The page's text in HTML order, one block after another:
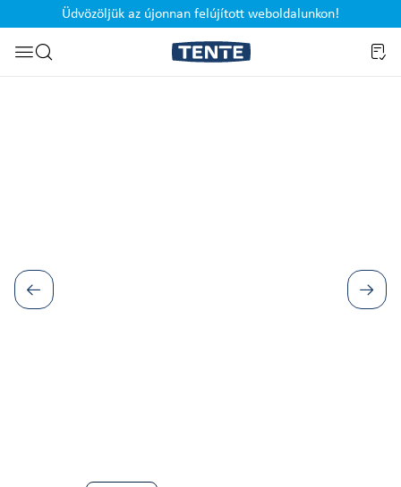
Ugrás a kereséshez
Üdvözöljük az újonnan felújított weboldalunkon!